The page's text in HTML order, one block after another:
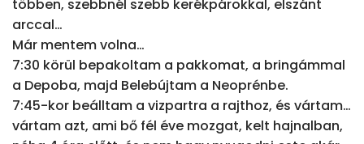
többen, szebbnél szebb kerékpárokkal, elszánt
arccal…
Már mentem volna…
7:30 körül bepakoltam a pakkomat, a bringámmal
a Depoba, majd Belebújtam a Neoprénbe.
7:45-kor beálltam a vizpartra a rajthoz, és vártam…
vártam azt, ami bő fél éve mozgat, kelt hajnalban,